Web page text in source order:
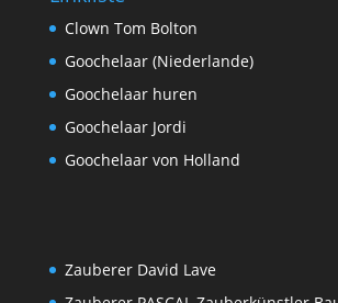
Clown Tom Bolton
Goochelaar (Niederlande)
Goochelaar huren
Goochelaar Jordi
Goochelaar von Holland
Zauberer David Lave